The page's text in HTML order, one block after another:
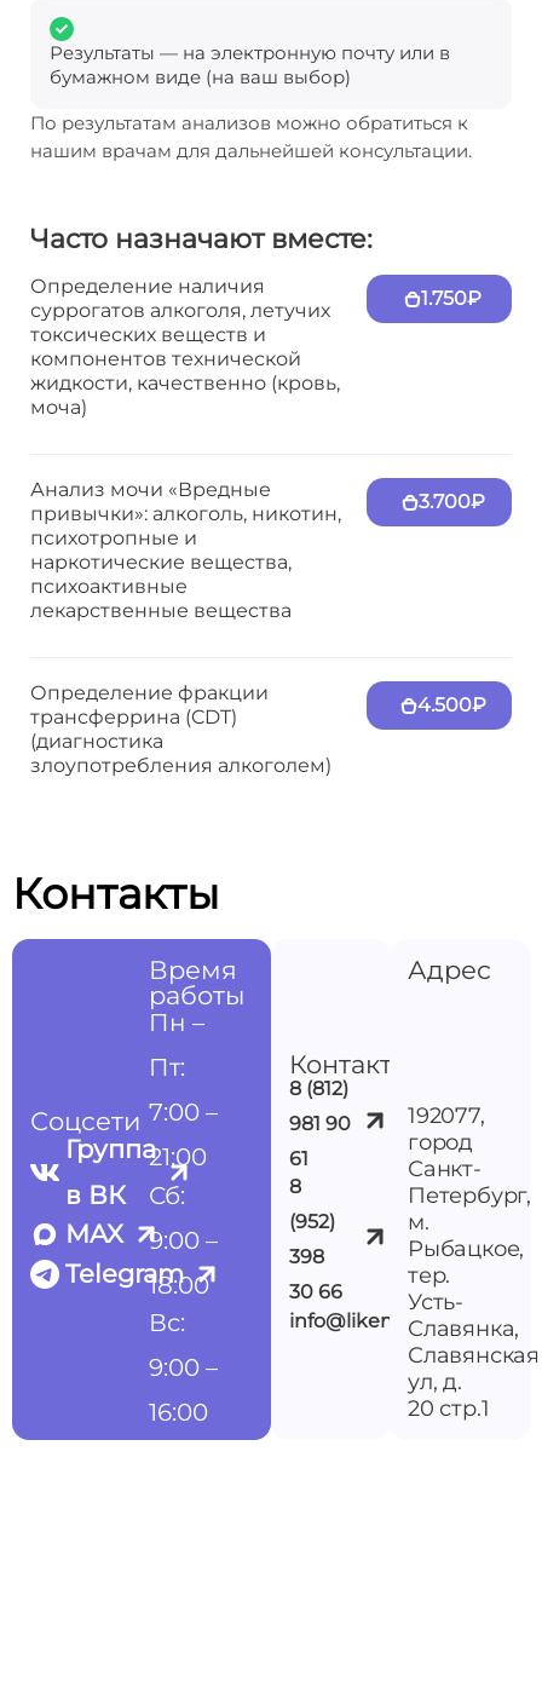
Результаты — на электронную почту или в
бумажном виде (на ваш выбор)
По результатам анализов можно обратиться к
нашим врачам для дальнейшей консультации.
Часто назначают вместе:
Определение наличия
суррогатов алкоголя, летучих
токсических веществ и
компонентов технической
жидкости, качественно (кровь,
моча)
1.750₽
Анализ мочи «Вредные
привычки»: алкоголь, никотин,
психотропные и
наркотические вещества,
психоактивные
лекарственные вещества
3.700₽
Определение фракции
трансферрина (CDT)
(диагностика
злоупотребления алкоголем)
4.500₽
Контакты
Контакты
8 (812)
981 90
61
8
(952)
398
30 66
info@likemedspb.ru
Адрес
192077,
город
Санкт-
Петербург,
м.
Рыбацкое,
тер.
Усть-
Славянка,
Славянская
ул, д.
20 стр.1
Соцсети
Группа
в ВК
MAX
Telegram
Время
работы
Пн –
Пт:
7:00 –
21:00
Сб:
9:00 –
18:00
Вс:
9:00 –
16:00